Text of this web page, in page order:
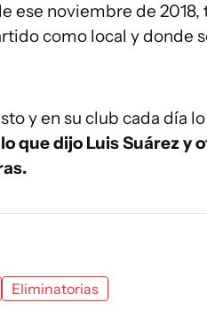
ese noviembre de
como local y donde
y en su club cada día
que dijo Luis Suárez y
Eliminatorias